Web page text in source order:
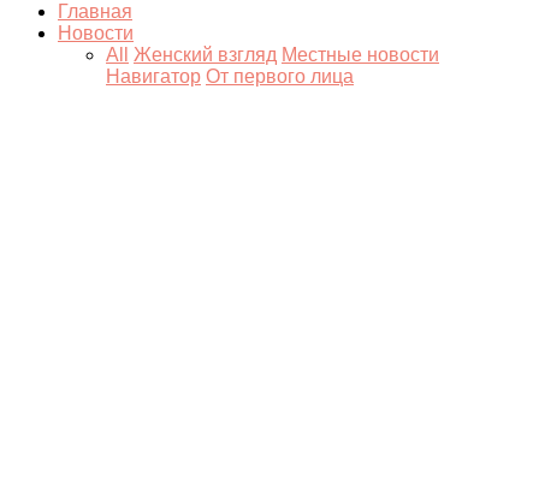
Главная
Новости
All
Женский взгляд Местные новости
Навигатор От первого лица